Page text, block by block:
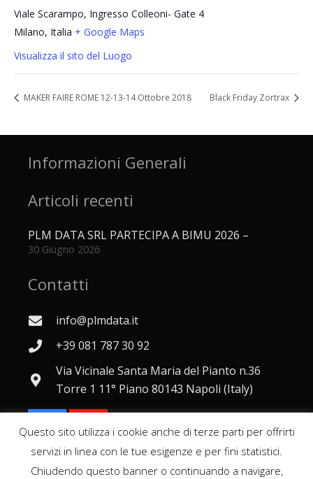
Viale Scarampo, Ingresso Colleoni- Gate 4
Milano, Italia + Google Maps
Visualizza il sito del Luogo
MAKER FAIRE ROME 12-13-14 Ottobre 2018 Black Friday Zortrax
Informazioni Generali
Articoli recenti
PLM DATA SRL PARTECIPA A BIMU 2026 –
30 Giugno 2026
Contatti
info@plmdata.it
+39 081 787 30 92
Via Vicinale Santa Maria del Pianto n.36
Torre 1 11° Piano 80143 Napoli (Italy)
Questo sito utilizza i cookie anche di terze parti per offrirti
servizi in linea con le tue esigenze e per fini statistici.
Chiudendo questo banner o continuando a navigare,